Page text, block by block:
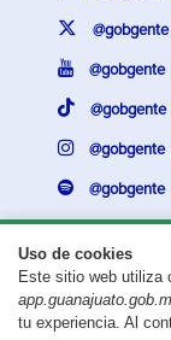
Uso de cookies
Este sitio web utiliza
tu experiencia. Al
@gobgente
@gobgente
@gobgente
@gobgente
@gobgente
¿Existe algún